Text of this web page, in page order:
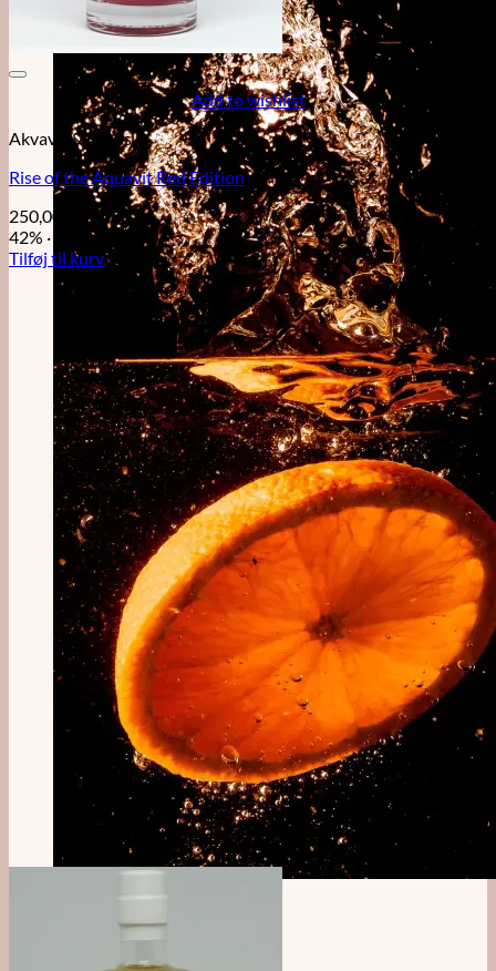
nyhedsbrev!
Add to wishlist
Akvavit & Snaps
Rise of the Aquavit Red Edition
250,00
42% ·
Tilføj til kurv